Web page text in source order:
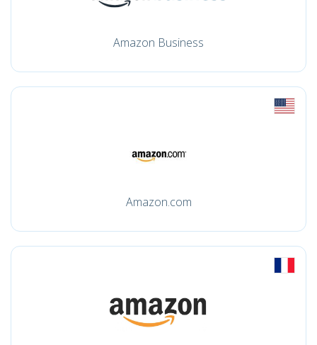
Amazon Business
Amazon.com